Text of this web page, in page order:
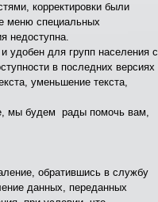
корректировки были
меню специальных
недоступна.
удобен для групп населения с
в последних версиях
уменьшение текста,
мы будем рады помочь вам,
обратившись в службу
данных, переданных